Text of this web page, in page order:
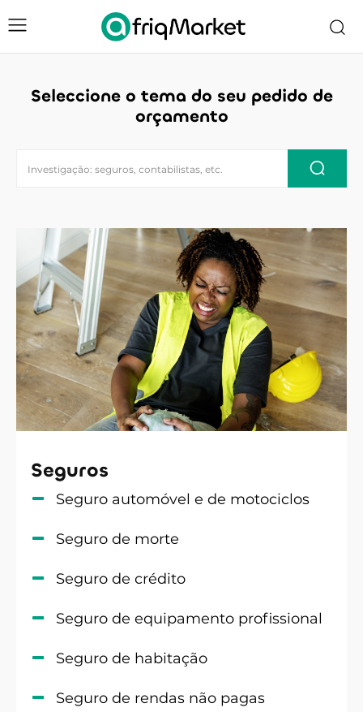
Seleccione o tema do seu pedido de
orçamento
Investigação: seguros, contabilistas, etc.
Seguros
Seguro automóvel e de motociclos
Seguro de morte
Seguro de crédito
Seguro de equipamento profissional
Seguro de habitação
Seguro de rendas não pagas